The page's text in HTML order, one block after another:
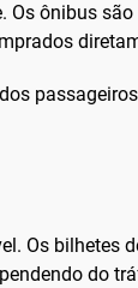
Os ônibus
Os bilhetes
do